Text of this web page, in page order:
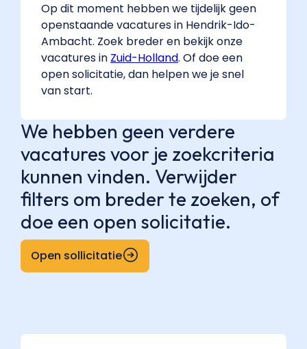
Op dit moment hebben we tijdelijk geen
openstaande vacatures in Hendrik-Ido-
Ambacht. Zoek breder en bekijk onze
vacatures in Zuid-Holland. Of doe een
open solicitatie, dan helpen we je snel
van start.
We hebben geen verdere
vacatures voor je zoekcriteria
kunnen vinden. Verwijder
filters om breder te zoeken, of
doe een open solicitatie.
Open sollicitatie